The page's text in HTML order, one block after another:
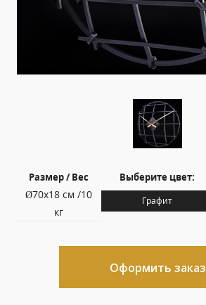
Размер / Вес Выберите цвет:
Ø70х18 см /10
кг
Графит
Оформить заказ